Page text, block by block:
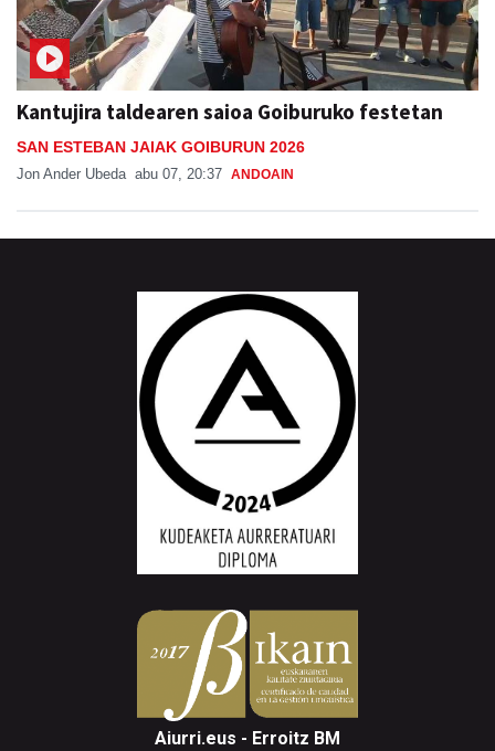
Kantujira taldearen saioa Goiburuko festetan
SAN ESTEBAN JAIAK GOIBURUN 2026
Jon Ander Ubeda abu 07, 20:37 ANDOAIN
Aiurri.eus - Erroitz BM